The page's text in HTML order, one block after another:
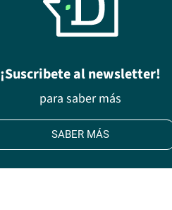
¡Suscribete al newsletter!
para saber más
SABER MÁS